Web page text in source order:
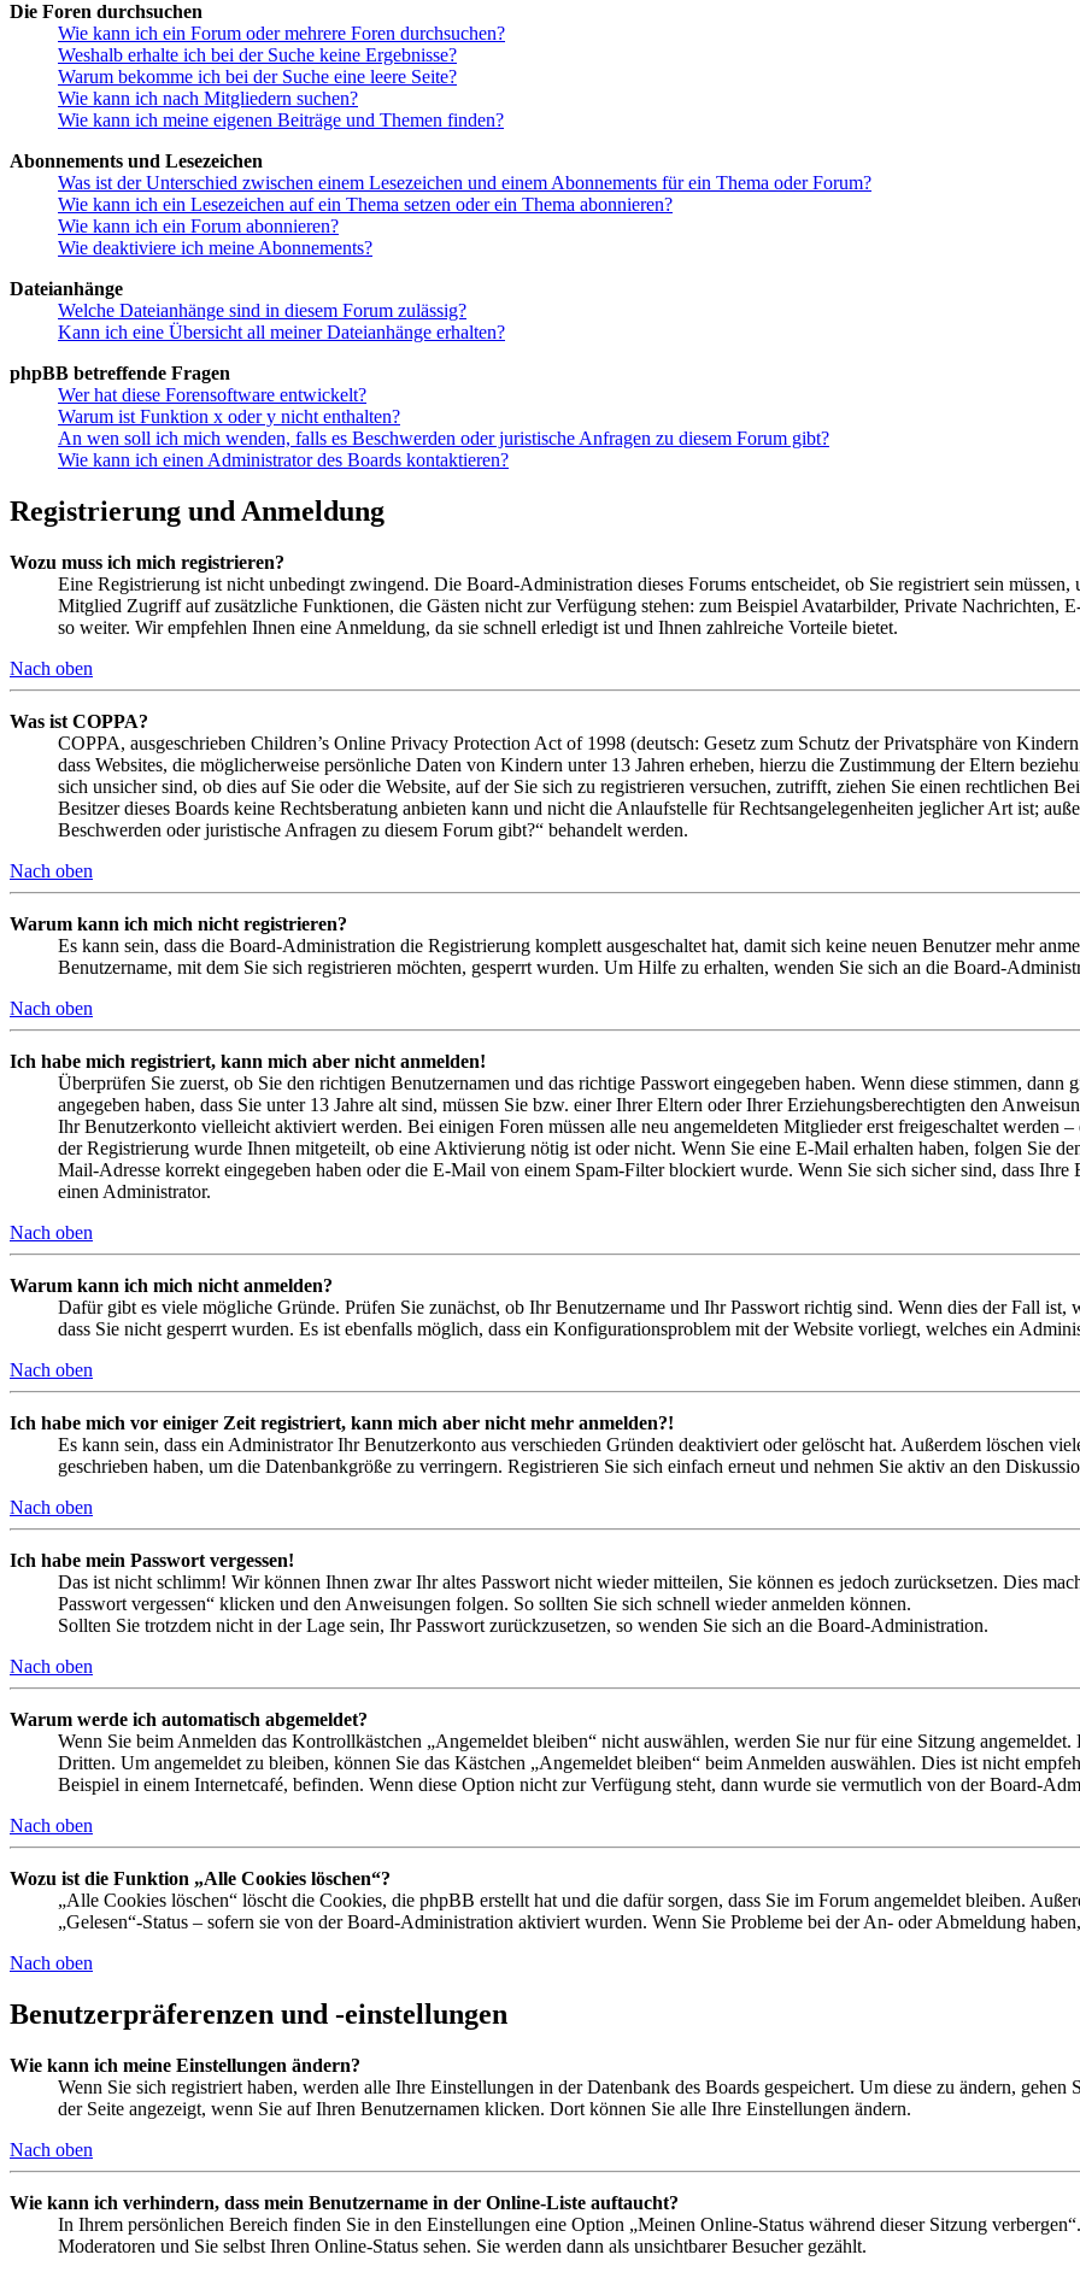
Die Foren durchsuchen
Wie kann ich ein Forum oder mehrere Foren durchsuchen?
Weshalb erhalte ich bei der Suche keine Ergebnisse?
Warum bekomme ich bei der Suche eine leere Seite?
Wie kann ich nach Mitgliedern suchen?
Wie kann ich meine eigenen Beiträge und Themen finden?
Abonnements und Lesezeichen
Was ist der Unterschied zwischen einem Lesezeichen und einem Abonnements für ein Thema oder Forum?
Wie kann ich ein Lesezeichen auf ein Thema setzen oder ein Thema abonnieren?
Wie kann ich ein Forum abonnieren?
Wie deaktiviere ich meine Abonnements?
Dateianhänge
Welche Dateianhänge sind in diesem Forum zulässig?
Kann ich eine Übersicht all meiner Dateianhänge erhalten?
phpBB betreffende Fragen
Wer hat diese Forensoftware entwickelt?
Warum ist Funktion x oder y nicht enthalten?
An wen soll ich mich wenden, falls es Beschwerden oder juristische Anfragen zu diesem Forum gibt?
Wie kann ich einen Administrator des Boards kontaktieren?
Registrierung und Anmeldung
Wozu muss ich mich registrieren?
Eine Registrierung ist nicht unbedingt zwingend. Die Board-Administration dieses Forums entscheidet, ob Sie registriert sein
Mitglied Zugriff auf zusätzliche Funktionen, die Gästen nicht zur Verfügung stehen: zum Beispiel Avatarbilder, Private Nachrichten,
so weiter. Wir empfehlen Ihnen eine Anmeldung, da sie schnell erledigt ist und Ihnen zahlreiche Vorteile bietet.
Nach oben
Was ist COPPA?
COPPA, ausgeschrieben Children’s Online Privacy Protection Act of 1998 (deutsch: Gesetz zum Schutz der Privatsphäre von
dass Websites, die möglicherweise persönliche Daten von Kindern unter 13 Jahren erheben, hierzu die Zustimmung der Eltern
sich unsicher sind, ob dies auf Sie oder die Website, auf der Sie sich zu registrieren versuchen, zutrifft, ziehen Sie einen rechtlichen
Besitzer dieses Boards keine Rechtsberatung anbieten kann und nicht die Anlaufstelle für Rechtsangelegenheiten jeglicher Art ist;
Beschwerden oder juristische Anfragen zu diesem Forum gibt?“ behandelt werden.
Nach oben
Warum kann ich mich nicht registrieren?
Es kann sein, dass die Board-Administration die Registrierung komplett ausgeschaltet hat, damit sich keine neuen Benutzer mehr
Benutzername, mit dem Sie sich registrieren möchten, gesperrt wurden. Um Hilfe zu erhalten, wenden Sie sich an die Board-
Nach oben
Ich habe mich registriert, kann mich aber nicht anmelden!
Überprüfen Sie zuerst, ob Sie den richtigen Benutzernamen und das richtige Passwort eingegeben haben. Wenn diese stimmen, dann
angegeben haben, dass Sie unter 13 Jahre alt sind, müssen Sie bzw. einer Ihrer Eltern oder Ihrer Erziehungsberechtigten den
Ihr Benutzerkonto vielleicht aktiviert werden. Bei einigen Foren müssen alle neu angemeldeten Mitglieder erst freigeschaltet werden
der Registrierung wurde Ihnen mitgeteilt, ob eine Aktivierung nötig ist oder nicht. Wenn Sie eine E-Mail erhalten haben, folgen Sie
Mail-Adresse korrekt eingegeben haben oder die E-Mail von einem Spam-Filter blockiert wurde. Wenn Sie sich sicher sind, dass
einen Administrator.
Nach oben
Warum kann ich mich nicht anmelden?
Dafür gibt es viele mögliche Gründe. Prüfen Sie zunächst, ob Ihr Benutzername und Ihr Passwort richtig sind. Wenn dies der Fall ist,
dass Sie nicht gesperrt wurden. Es ist ebenfalls möglich, dass ein Konfigurationsproblem mit der Website vorliegt, welches ein
Nach oben
Ich habe mich vor einiger Zeit registriert, kann mich aber nicht mehr anmelden?!
Es kann sein, dass ein Administrator Ihr Benutzerkonto aus verschieden Gründen deaktiviert oder gelöscht hat. Außerdem löschen
geschrieben haben, um die Datenbankgröße zu verringern. Registrieren Sie sich einfach erneut und nehmen Sie aktiv an den
Nach oben
Ich habe mein Passwort vergessen!
Das ist nicht schlimm! Wir können Ihnen zwar Ihr altes Passwort nicht wieder mitteilen, Sie können es jedoch zurücksetzen. Dies
Passwort vergessen“ klicken und den Anweisungen folgen. So sollten Sie sich schnell wieder anmelden können.
Sollten Sie trotzdem nicht in der Lage sein, Ihr Passwort zurückzusetzen, so wenden Sie sich an die Board-Administration.
Nach oben
Warum werde ich automatisch abgemeldet?
Wenn Sie beim Anmelden das Kontrollkästchen „Angemeldet bleiben“ nicht auswählen, werden Sie nur für eine Sitzung
Dritten. Um angemeldet zu bleiben, können Sie das Kästchen „Angemeldet bleiben“ beim Anmelden auswählen. Dies ist nicht
Beispiel in einem Internetcafé, befinden. Wenn diese Option nicht zur Verfügung steht, dann wurde sie vermutlich von der Board-
Nach oben
Wozu ist die Funktion „Alle Cookies löschen“?
„Alle Cookies löschen“ löscht die Cookies, die phpBB erstellt hat und die dafür sorgen, dass Sie im Forum angemeldet bleiben.
„Gelesen“-Status – sofern sie von der Board-Administration aktiviert wurden. Wenn Sie Probleme bei der An- oder Abmeldung
Nach oben
Benutzerpräferenzen und -einstellungen
Wie kann ich meine Einstellungen ändern?
Wenn Sie sich registriert haben, werden alle Ihre Einstellungen in der Datenbank des Boards gespeichert. Um diese zu ändern,
der Seite angezeigt, wenn Sie auf Ihren Benutzernamen klicken. Dort können Sie alle Ihre Einstellungen ändern.
Nach oben
Wie kann ich verhindern, dass mein Benutzername in der Online-Liste auftaucht?
In Ihrem persönlichen Bereich finden Sie in den Einstellungen eine Option „Meinen Online-Status während dieser Sitzung
Moderatoren und Sie selbst Ihren Online-Status sehen. Sie werden dann als unsichtbarer Besucher gezählt.